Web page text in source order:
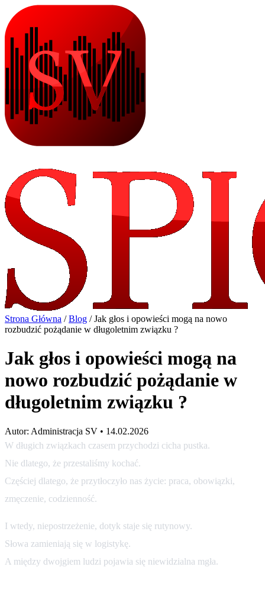
Strona Główna / Blog / Jak głos i opowieści mogą na nowo
rozbudzić pożądanie w długoletnim związku ?
Jak głos i opowieści mogą na
nowo rozbudzić pożądanie w
długoletnim związku ?
Autor: Administracja SV • 14.02.2026
W długich związkach czasem przychodzi cicha pustka.
Nie dlatego, że przestaliśmy kochać.
Częściej dlatego, że przytłoczyło nas życie: praca, obowiązki,
zmęczenie, codzienność.
I wtedy, niepostrzeżenie, dotyk staje się rutynowy.
Słowa zamieniają się w logistykę.
A między dwojgiem ludzi pojawia się niewidzialna mgła.